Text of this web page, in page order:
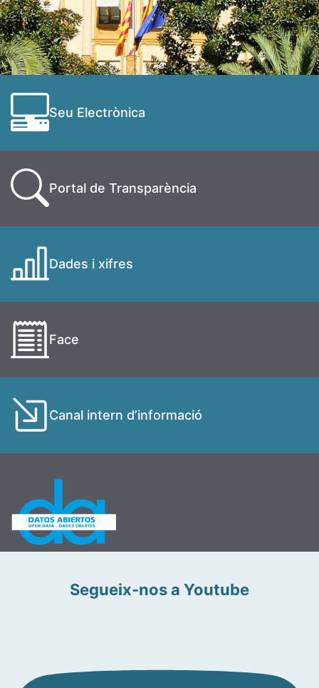
Seu Electrònica
Portal de Transparència
Dades i xifres
Face
Canal intern d’informació
Segueix-nos a Youtube